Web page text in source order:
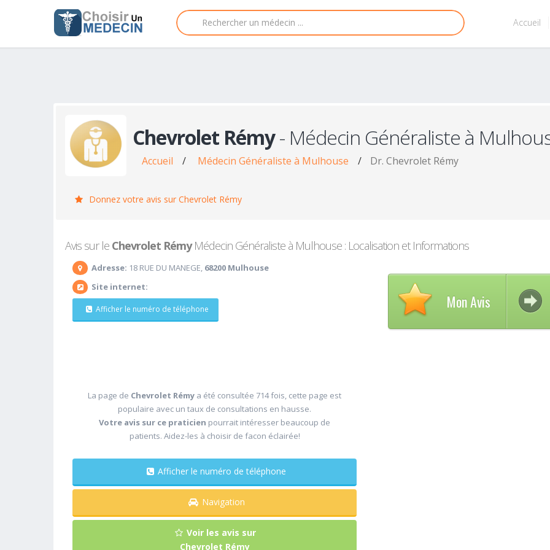
Accueil
Chevrolet Rémy- Médecin Généraliste à
Accueil / Médecin Généraliste à Mulhouse / Dr. Chevrolet Rémy
Donnez votre avis sur Chevrolet Rémy
Avis sur le Chevrolet RémyMédecin Généraliste à Mulhouse : Localisation et Informations
Adresse: 18 RUE DU MANEGE, 68200 Mulhouse
Site internet:
Afficher le numéro de téléphone
La page de Chevrolet Rémy a été consultée 714 fois, cette page est
populaire avec un taux de consultations en hausse.
Votre avis sur ce praticien pourrait intéresser beaucoup de
patients. Aidez-les à choisir de facon éclairée!
Afficher le numéro de téléphone
Navigation
Voir les avis sur
Chevrolet Rémy
Mon Avis